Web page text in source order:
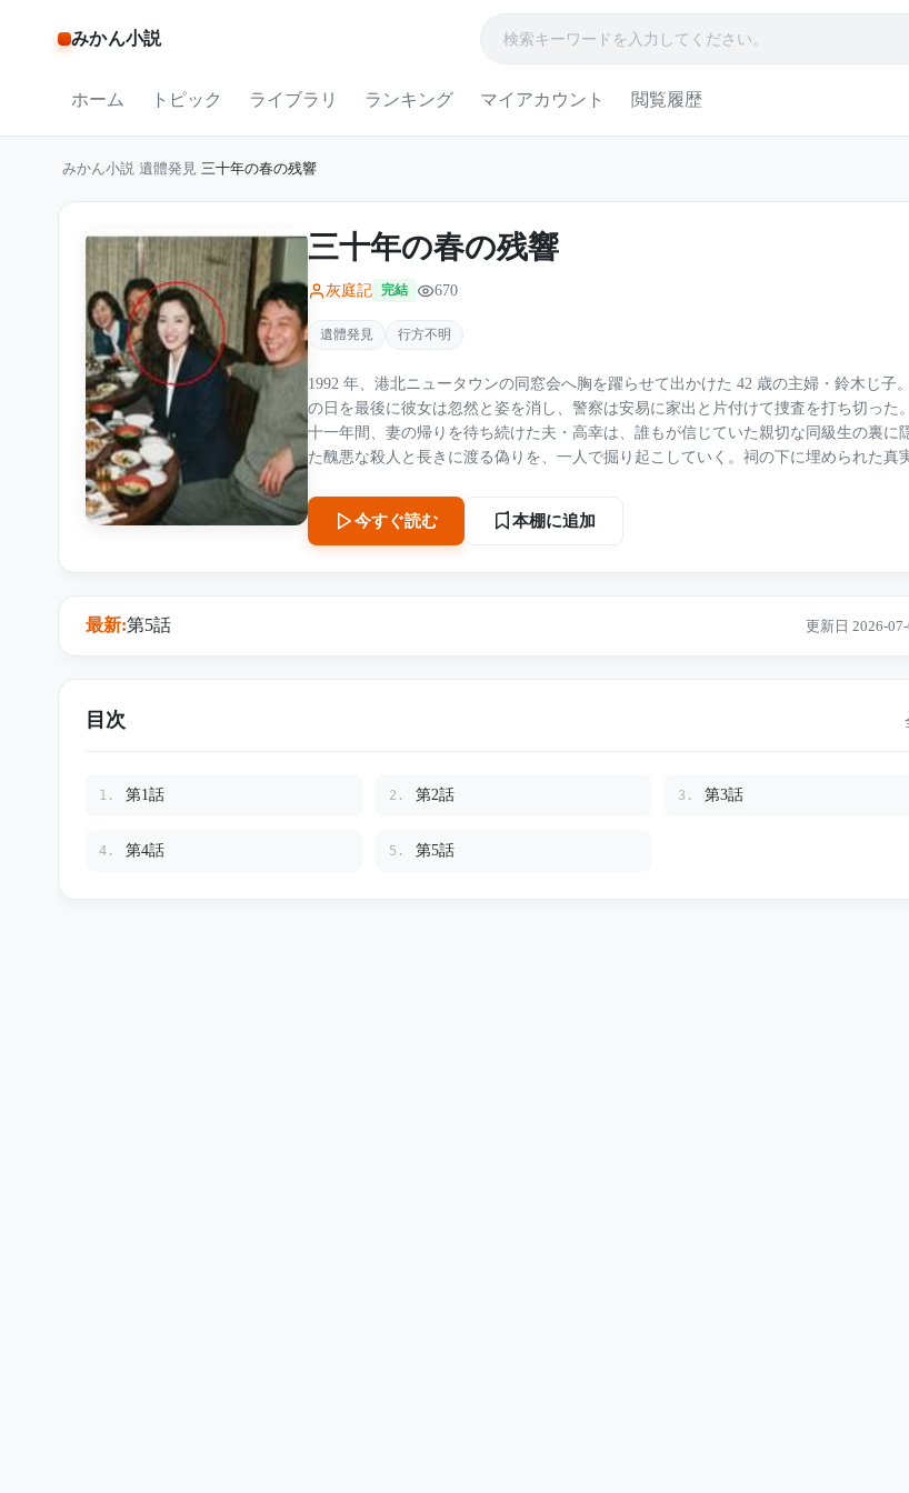
みかん小説
ホーム トピック ライブラリ ランキング マイアカウント 閲覧履歴
みかん小説 遺體発見 三十年の春の残響
三十年の春の残響
灰庭記 完結 670
遺體発見 行方不明
1992 年、港北ニュータウンの同窓会へ胸を躍らせて出かけた 42 歳の主婦・鈴木じ子
の日を最後に彼女は忽然と姿を消し、警察は安易に家出と片付けて捜査を打ち切った
十一年間、妻の帰りを待ち続けた夫・高幸は、誰もが信じていた親切な同級生の裏に
た醜悪な殺人と長きに渡る偽りを、一人で掘り起こしていく。祠の下に埋められた真
今すぐ読む 本棚に追加
最新:第5話 更新日 2026-
目次
1. 第1話 2. 第2話 3. 第3話
4. 第4話 5. 第5話